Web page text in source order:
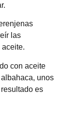
las
aceite.
con aceite
unos
es